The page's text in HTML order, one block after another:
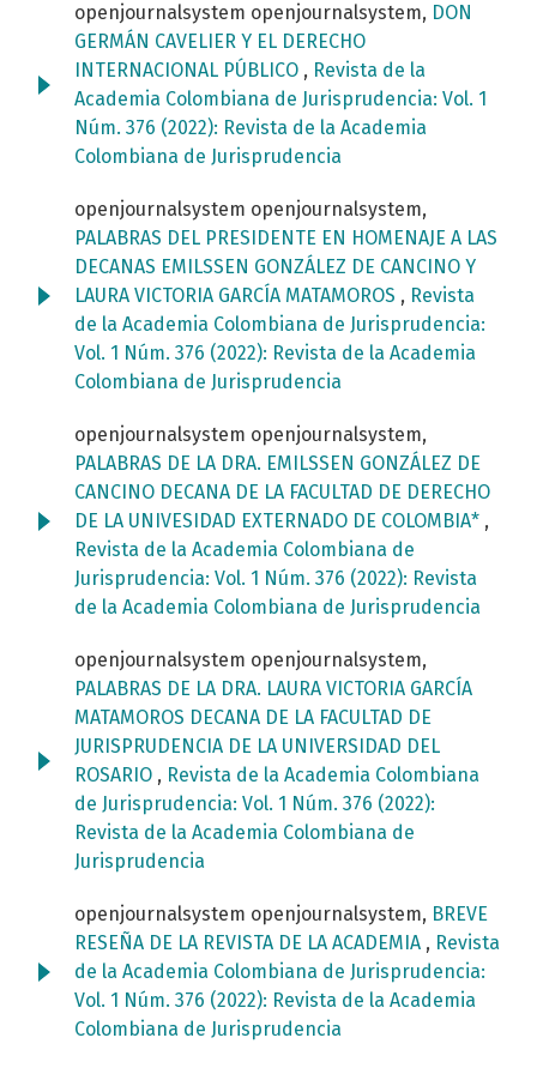
openjournalsystem openjournalsystem, DON
GERMÁN CAVELIER Y EL DERECHO
INTERNACIONAL PÚBLICO , Revista de la
Academia Colombiana de Jurisprudencia: Vol. 1
Núm. 376 (2022): Revista de la Academia
Colombiana de Jurisprudencia
openjournalsystem openjournalsystem,
PALABRAS DEL PRESIDENTE EN HOMENAJE A LAS
DECANAS EMILSSEN GONZÁLEZ DE CANCINO Y
LAURA VICTORIA GARCÍA MATAMOROS , Revista
de la Academia Colombiana de Jurisprudencia:
Vol. 1 Núm. 376 (2022): Revista de la Academia
Colombiana de Jurisprudencia
openjournalsystem openjournalsystem,
PALABRAS DE LA DRA. EMILSSEN GONZÁLEZ DE
CANCINO DECANA DE LA FACULTAD DE DERECHO
DE LA UNIVESIDAD EXTERNADO DE COLOMBIA* ,
Revista de la Academia Colombiana de
Jurisprudencia: Vol. 1 Núm. 376 (2022): Revista
de la Academia Colombiana de Jurisprudencia
openjournalsystem openjournalsystem,
PALABRAS DE LA DRA. LAURA VICTORIA GARCÍA
MATAMOROS DECANA DE LA FACULTAD DE
JURISPRUDENCIA DE LA UNIVERSIDAD DEL
ROSARIO , Revista de la Academia Colombiana
de Jurisprudencia: Vol. 1 Núm. 376 (2022):
Revista de la Academia Colombiana de
Jurisprudencia
openjournalsystem openjournalsystem, BREVE
RESEÑA DE LA REVISTA DE LA ACADEMIA , Revista
de la Academia Colombiana de Jurisprudencia:
Vol. 1 Núm. 376 (2022): Revista de la Academia
Colombiana de Jurisprudencia